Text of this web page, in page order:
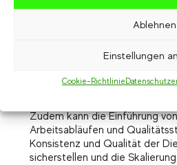
Ablehnen
Einstellungen
Cookie-Richtlinie
Des Weiteren ist die
Projektmanagement-Tools,
Marketing-
es, Arbeitsabläufe zu
Zudem kann die Einführung
Arbeitsabläufen und
Konsistenz und Qualität der
sicherstellen und die